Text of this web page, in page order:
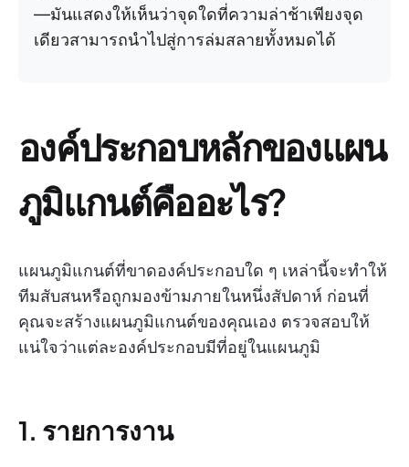
—มันแสดงให้เห็นว่าจุดใดที่ความล่าช้าเพียงจุด
เดียวสามารถนำไปสู่การล่มสลายทั้งหมดได้
องค์ประกอบหลักของแผน
ภูมิแกนต์คืออะไร?
แผนภูมิแกนต์ที่ขาดองค์ประกอบใด ๆ เหล่านี้จะทำให้
ทีมสับสนหรือถูกมองข้ามภายในหนึ่งสัปดาห์ ก่อนที่
คุณจะสร้างแผนภูมิแกนต์ของคุณเอง ตรวจสอบให้
แน่ใจว่าแต่ละองค์ประกอบมีที่อยู่ในแผนภูมิ
1. รายการงาน